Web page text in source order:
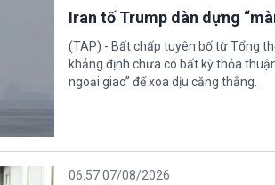
Iran tố Trump dàn dựng
(TAP) - Bất chấp tuyên bố từ Tổng
khẳng định chưa có bất kỳ thỏa
ngoại giao” để xoa dịu căng thẳng.
06:57 07/08/2026